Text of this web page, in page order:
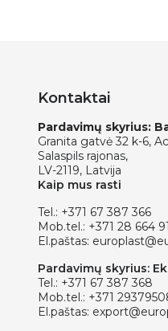
Kontaktai
Pardavimų skyrius:
Granita gatvė 32 k-6,
Salaspils rajonas,
LV-2119, Latvija
Kaip mus rasti
Tel.: +371 67 387 366
Mob.tel.: +371 28 664
El.paštas:
Pardavimų skyrius:
Tel.: +371 67 387 368
Mob.tel.: +371
El.paštas: